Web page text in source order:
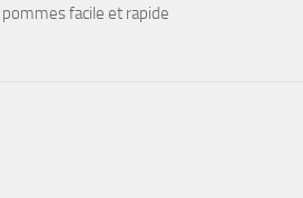
pommes facile et rapide